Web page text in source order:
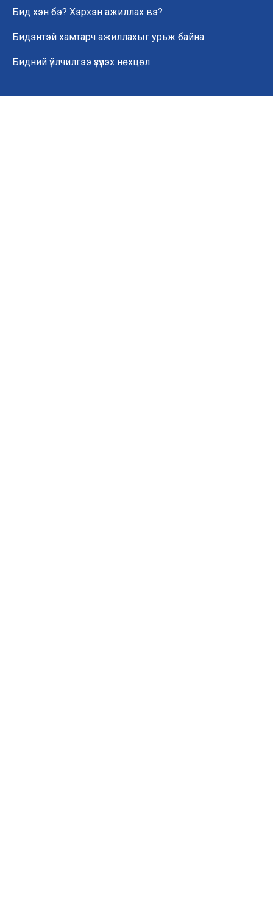
Бид хэн бэ? Хэрхэн ажиллах вэ?
Бидэнтэй хамтарч ажиллахыг урьж байна
Бидний үйлчилгээ үзүүлэх нөхцөл